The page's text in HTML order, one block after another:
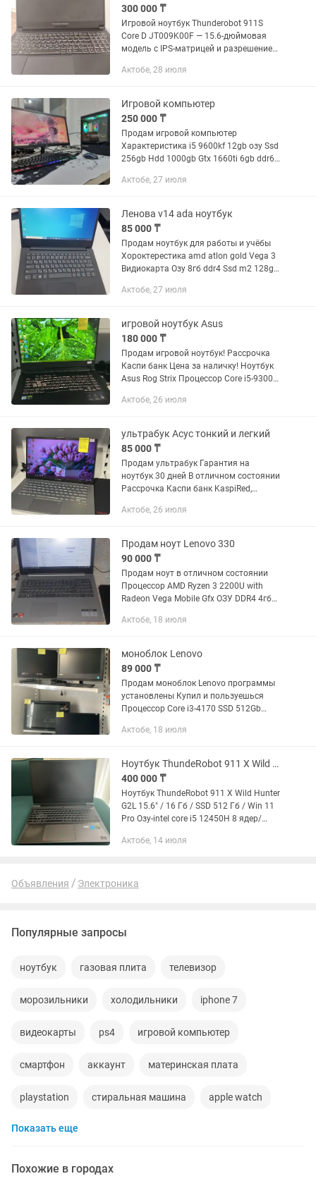
300 000 ₸
Игровой ноутбук Thunderobot 911S
Core D JT009K00F — 15.6-дюймовая
модель с IPS-матрицей и разрешением
высокой частотой обновления —
Актобе, 28 июля
Игровой компьютер
250 000 ₸
Продам игровой компьютер
Характеристика i5 9600kf 12gb озу Ssd
256gb Hdd 1000gb Gtx 1660ti 6gb ddr6
герц
Актобе, 27 июля
Ленова v14 ada ноутбук
85 000 ₸
Продам ноутбук для работы и учёбы
Хороктерестика amd atlon gold Vega 3
Видиокарта Озу 8гб ddr4 Ssd m2 128gb
ворд Состояние отличное батарейка
Актобе, 27 июля
игровой ноутбук Asus
180 000 ₸
Продам игровой ноутбук! Рассрочка
Каспи банк Цена за наличку! Ноутбук
Asus Rog Strix Процессор Core i5-9300H
16Gb DDR4 SSD m2 512Gb жесткий диск
Актобе, 26 июля
ультрабук Асус тонкий и легкий
85 000 ₸
Продам ультрабук Гарантия на
ноутбук 30 дней В отличном состоянии
Рассрочка Каспи банк KaspiRed,
тонкий и легкий Процессор Intel Core i3-
Актобе, 26 июля
Продам ноут Lenovo 330
90 000 ₸
Продам ноут в отличном состоянии
Процессор AMD Ryzen 3 2200U with
Radeon Vega Mobile Gfx ОЗУ DDR4 4гб
Radeon Vega 3 Graphics (242mb)
Актобе, 18 июля
моноблок Lenovo
89 000 ₸
Продам моноблок Lenovo программы
установлены Купил и пользуешься
Процессор Core i3-4170 SSD 512Gb
комплекте блок питания Клавиатура,
хана...
Актобе, 18 июля
Ноутбук ThundeRobot 911 X Wild Hunter G2L
400 000 ₸
Ноутбук ThundeRobot 911 X Wild Hunter
G2L 15.6" / 16 Гб / SSD 512 Гб / Win 11
Pro Озу-intel core i5 12450H 8 ядер/
делал 2 месяца назад В очень
Актобе, 14 июля
Объявления Электроника
Популярные запросы
ноутбук газовая плита телевизор
морозильники холодильники iphone 7
видеокарты ps4 игровой компьютер
смартфон аккаунт материнская плата
playstation стиральная машина apple watch
беспроводные наушники
Показать еще
Похожие в городах